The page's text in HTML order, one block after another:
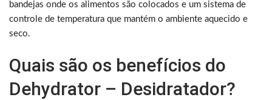
bandejas onde os alimentos são colocados e um sistema de
controle de temperatura que mantém o ambiente aquecido e
seco.
Quais são os benefícios do
Dehydrator – Desidratador?